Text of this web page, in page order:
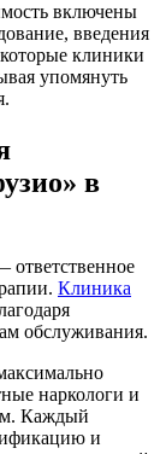
включены
введения
клиники
упомянуть
в
ответственное
Клиника
обслуживания.
наркологи и
Каждый
и